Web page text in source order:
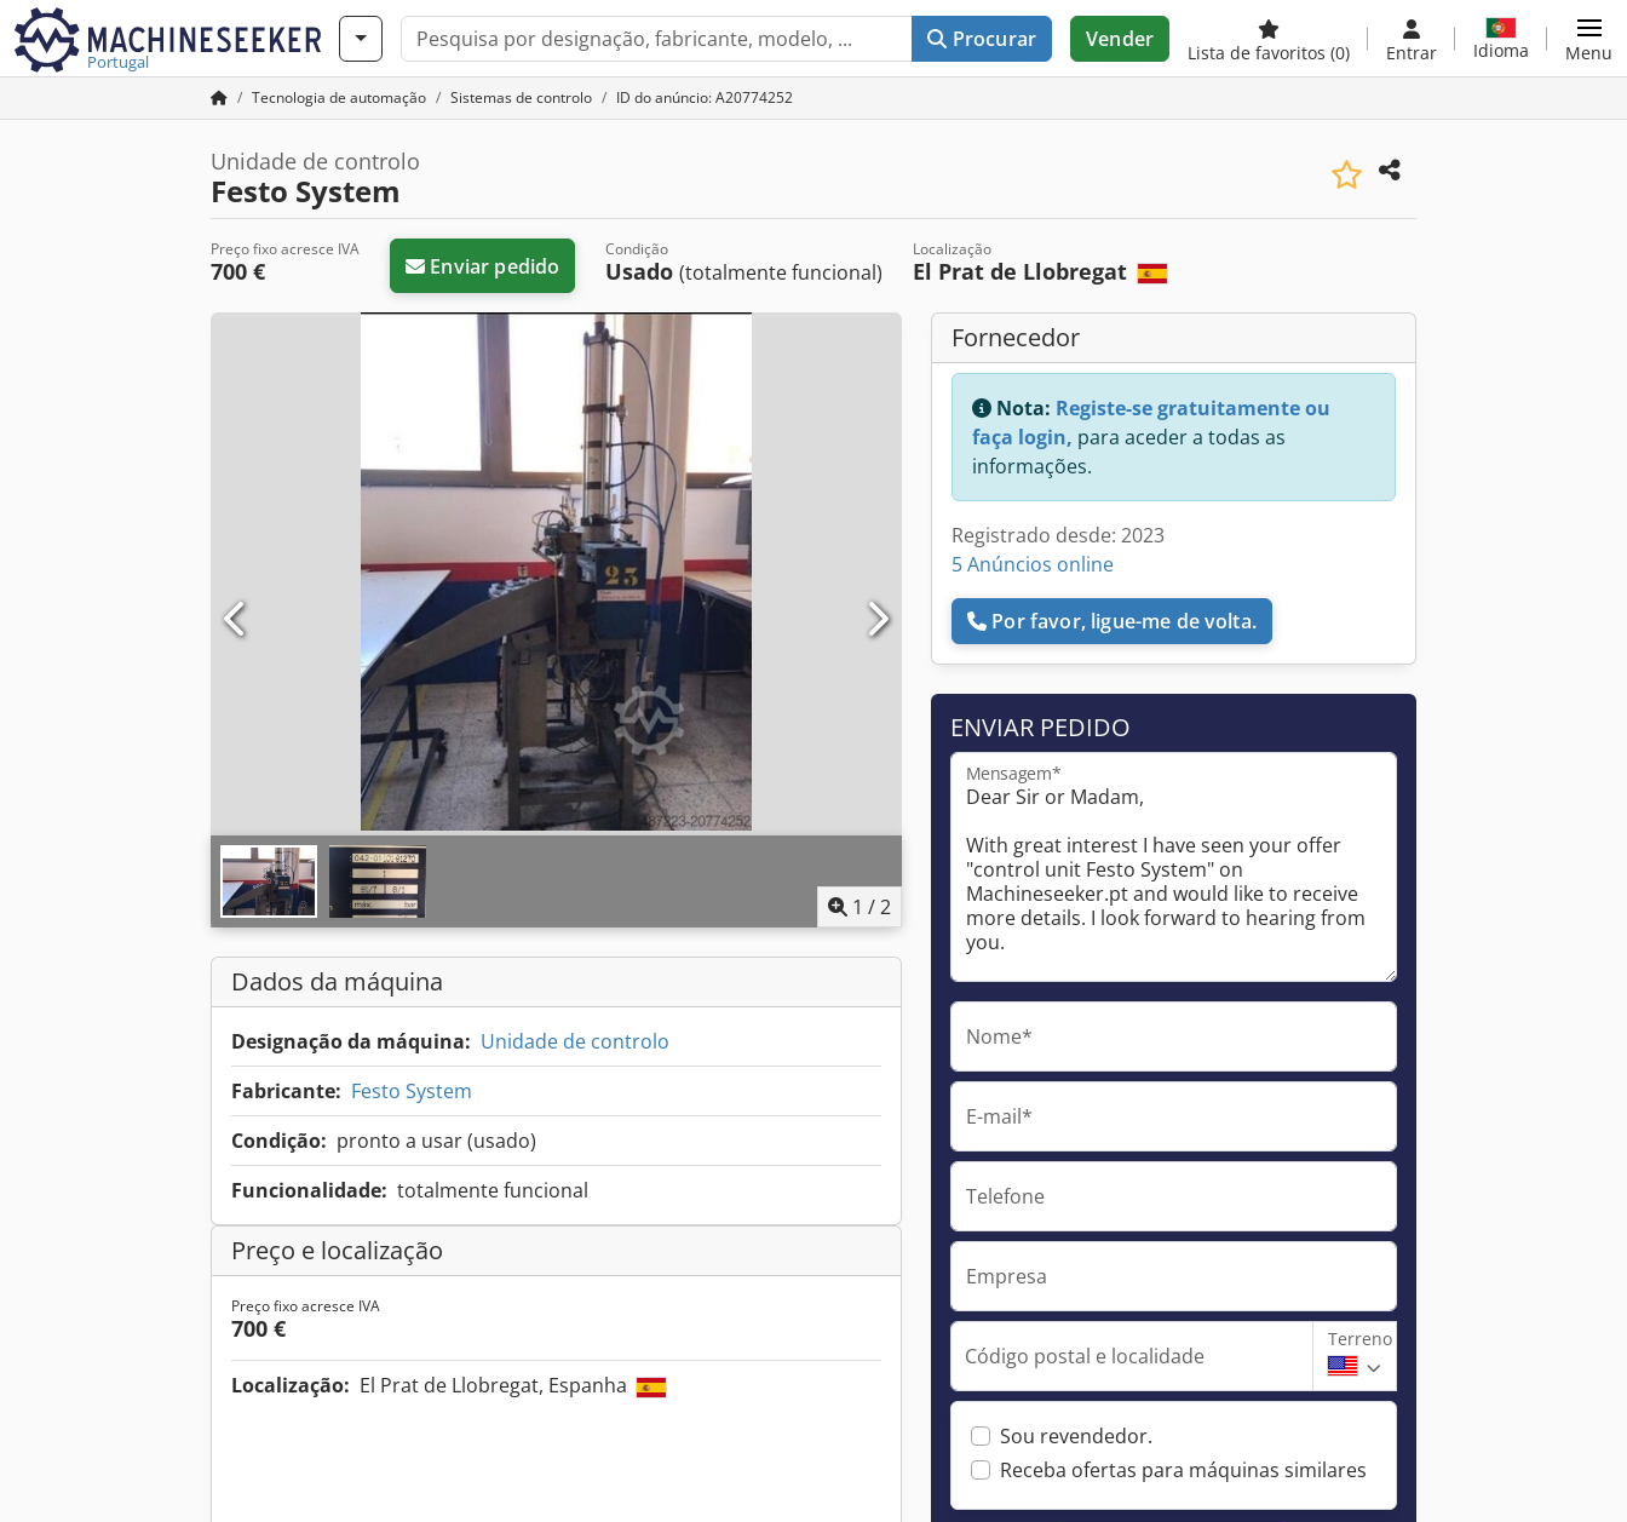
Portugal
Procurar Vender
Lista de favoritos (0) Entrar Idioma Menu
Tecnologia de automação Sistemas de controlo ID do anúncio: A20774252
Unidade de controlo
Festo System
Preço fixo acresce IVA
700 € Enviar pedido
Condição
Usado(totalmente funcional)
Localização
El Prat de Llobregat
1 /2
Dados da máquina
Designação da máquina: Unidade de controlo
Fabricante: Festo System
Condição: pronto a usar (usado)
Funcionalidade: totalmente funcional
Preço e localização
Preço fixo acresce IVA
700 €
Localização: El Prat de Llobregat, Espanha
Fornecedor
Nota: Registe-se gratuitamente ou
faça login, para aceder a todas as
informações.
Registrado desde: 2023
5 Anúncios online
Por favor, ligue-me de volta.
ENVIAR PEDIDO
Mensagem*
Nome*
E-mail*
Telefone
Empresa
Código postal e localidade
Terreno
Sou revendedor.
Receba ofertas para máquinas similares